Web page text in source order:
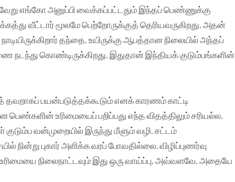
எங்கோ அனுப்பி வைக்கப்பட்டதும் இந்தப் பெண்ணுக்கு
வீட்டார் மூலமே பெற்றோருக்குத் தெரியவருகிறது. அதன்
தந்தை. உயிருக்கு ஆபத்தான நிலையில் அந்தப்
நடந்து கொண்டிருக்கிறது. இதுதான் இந்தியக் குடும்பங்களின்
பயன்படுத்தக்கூடும் எனக் காரணம் காட்டி
உரிமையைப் பறிப்பது எந்த விதத்திலும் சரியல்ல.
வன்முறையில் இருந்து மீளும் வழி. சட்டம்
நின்று புகார் அளிக்க வரப் போவதில்லை. விழிப்புணர்வு
நிலைநாட்டவும் இது ஒரு வாய்ப்பு. அவ்வளவே. அதையே